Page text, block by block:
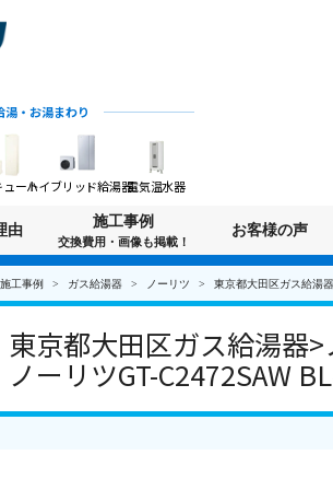
湯・お湯まわり
ュートハイブリッド給湯器電気温水器
由
施工事例
交換費用・画像も掲載！
お客様の声
施工事例 ガス給湯器 ノーリツ 東京都大田区ガス給湯
東京都大田区ガス給湯器
ノーリツGT-C2472SAW